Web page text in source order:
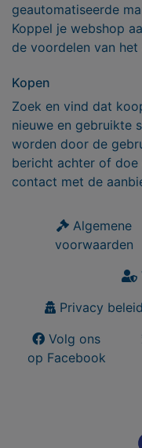
geautomatiseerde
Koppel je webshop
de voordelen van
Kopen
Zoek en vind dat
nieuwe en gebruikte
worden door de
bericht achter of doe
contact met de
Algemene
voorwaarden
Privacy beleid
Volg ons
op Facebook